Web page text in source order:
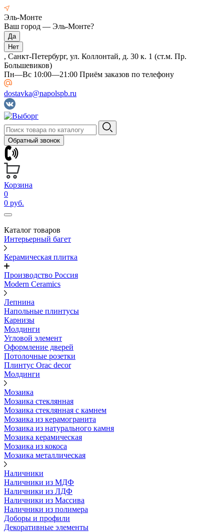
Эль-Монте
Ваш город — Эль-Монте?
, Санкт-Петербург, ул. Коллонтай, д. 30 к. 1 (ст.м. Пр.
Большевиков)
Пн—Вс 10:00—21:00 Приём заказов по телефону
dostavka@napolspb.ru
Обратный звонок
Корзина
0
0 руб.
Каталог товаров
Интерьерный багет
Керамическая плитка
Производство Россия
Modern Ceramics
Лепнина
Напольные плинтусы
Карнизы
Молдинги
Угловой элемент
Оформление дверей
Потолочные розетки
Плинтус Orac decor
Молдинги
Мозаика
Мозаика стеклянная
Мозаика стеклянная с камнем
Мозаика из керамогранита
Мозаика из натурального камня
Мозаика керамическая
Мозаика из кокоса
Мозаика металлическая
Наличники
Наличники из МДФ
Наличники из ЛДФ
Наличники из Массива
Наличники из полимера
Доборы и профили
Декоративные элементы